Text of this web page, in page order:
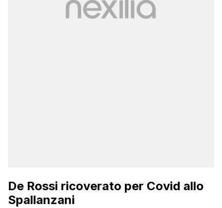
De Rossi ricoverato per Covid allo
Spallanzani